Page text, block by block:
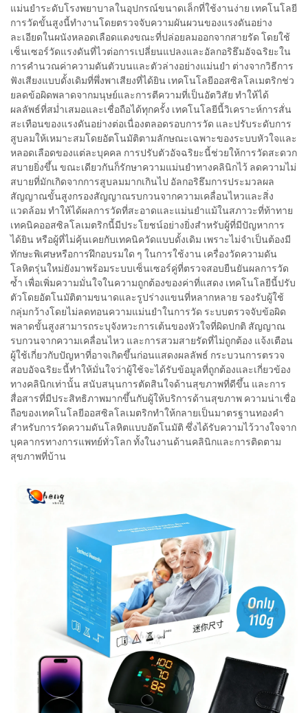
แม่นยำระดับโรงพยาบาลในอุปกรณ์ขนาดเล็กที่ใช้งานง่าย เทคโนโลยี
การวัดขั้นสูงนี้ทำงานโดยตรวจจับความผันผวนของแรงดันอย่าง
ละเอียดในผนังหลอดเลือดแดงขณะที่ปล่อยลมออกจากสายรัด โดยใช้
เซ็นเซอร์วัดแรงดันที่ไวต่อการเปลี่ยนแปลงและอัลกอริธึมอัจฉริยะใน
การคำนวณค่าความดันตัวบนและตัวล่างอย่างแม่นยำ ต่างจากวิธีการ
ฟังเสียงแบบดั้งเดิมที่พึ่งพาเสียงที่ได้ยิน เทคโนโลยีออสซิลโลเมตริกช่ว
ยลดข้อผิดพลาดจากมนุษย์และการตีความที่เป็นอัตวิสัย ทำให้ได้
ผลลัพธ์ที่สม่ำเสมอและเชื่อถือได้ทุกครั้ง เทคโนโลยีนี้วิเคราะห์การสั่น
สะเทือนของแรงดันอย่างต่อเนื่องตลอดรอบการวัด และปรับระดับการ
สูบลมให้เหมาะสมโดยอัตโนมัติตามลักษณะเฉพาะของระบบหัวใจและ
หลอดเลือดของแต่ละบุคคล การปรับตัวอัจฉริยะนี้ช่วยให้การวัดสะดวก
สบายยิ่งขึ้น ขณะเดียวกันก็รักษาความแม่นยำทางคลินิกไว้ ลดความไม่
สบายที่มักเกิดจากการสูบลมมากเกินไป อัลกอริธึมการประมวลผล
สัญญาณขั้นสูงกรองสัญญาณรบกวนจากความเคลื่อนไหวและสิ่ง
แวดล้อม ทำให้ได้ผลการวัดที่สะอาดและแม่นยำแม้ในสภาวะที่ท้าทาย
เทคนิคออสซิลโลเมตริกนี้มีประโยชน์อย่างยิ่งสำหรับผู้ที่มีปัญหาการ
ได้ยิน หรือผู้ที่ไม่คุ้นเคยกับเทคนิควัดแบบดั้งเดิม เพราะไม่จำเป็นต้องมี
ทักษะพิเศษหรือการฝึกอบรมใด ๆ ในการใช้งาน เครื่องวัดความดัน
โลหิตรุ่นใหม่ยังมาพร้อมระบบเซ็นเซอร์คู่ที่ตรวจสอบยืนยันผลการวัด
ซ้ำ เพื่อเพิ่มความมั่นใจในความถูกต้องของค่าที่แสดง เทคโนโลยีนี้ปรับ
ตัวโดยอัตโนมัติตามขนาดและรูปร่างแขนที่หลากหลาย รองรับผู้ใช้
กลุ่มกว้างโดยไม่ลดทอนความแม่นยำในการวัด ระบบตรวจจับข้อผิด
พลาดขั้นสูงสามารถระบุจังหวะการเต้นของหัวใจที่ผิดปกติ สัญญาณ
รบกวนจากความเคลื่อนไหว และการสวมสายรัดที่ไม่ถูกต้อง แจ้งเตือน
ผู้ใช้เกี่ยวกับปัญหาที่อาจเกิดขึ้นก่อนแสดงผลลัพธ์ กระบวนการตรวจ
สอบอัจฉริยะนี้ทำให้มั่นใจว่าผู้ใช้จะได้รับข้อมูลที่ถูกต้องและเกี่ยวข้อง
ทางคลินิกเท่านั้น สนับสนุนการตัดสินใจด้านสุขภาพที่ดีขึ้น และการ
สื่อสารที่มีประสิทธิภาพมากขึ้นกับผู้ให้บริการด้านสุขภาพ ความน่าเชื่อ
ถือของเทคโนโลยีออสซิลโลเมตริกทำให้กลายเป็นมาตรฐานทองคำ
สำหรับการวัดความดันโลหิตแบบอัตโนมัติ ซึ่งได้รับความไว้วางใจจาก
บุคลากรทางการแพทย์ทั่วโลก ทั้งในงานด้านคลินิกและการติดตาม
สุขภาพที่บ้าน